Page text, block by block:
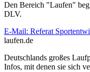
Den Bereich "Laufen"
DLV.
E-Mail: Referat
laufen.de
Deutschlands großes
Infos, mit denen sie sich